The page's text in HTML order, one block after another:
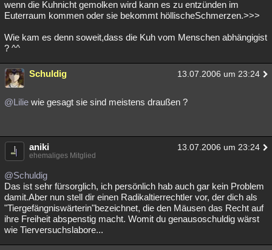
wenn die Kuhnicht gemolken wird kann es zu entzünden im
Euterraum kommen oder sie bekommt höllischeSchmerzen.>>>
Wie kam es denn soweit,dass die Kuh vom Menschen abhängigist
? ^^
Schuldig 13.07.2006 um 23:24
@Lilie wie gesagt sie sind meistens draußen ?
aniki 13.07.2006 um 23:24
ehemaliges Mitglied
@Schuldig
Das ist sehr fürsorglich, ich persönlich hab auch gar kein Problem
damit.Aber nun stell dir einen Radikaltierrechtler vor, der dich als
"Tiergefängniswärterin"bezeichnet, die den Mäusen das Recht auf
ihre Freiheit abspenstig macht. Womit du genausoschuldig wärst
wie Tierversuchslabore...